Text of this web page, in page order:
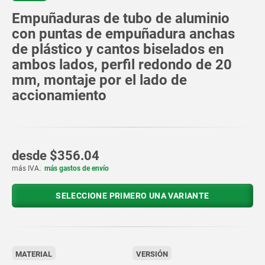
Empuñaduras de tubo de aluminio
con puntas de empuñadura anchas
de plástico y cantos biselados en
ambos lados, perfil redondo de 20
mm, montaje por el lado de
accionamiento
desde $356.04
más IVA. más gastos de envío
SELECCIONE PRIMERO UNA VARIANTE
MATERIAL VERSIÓN